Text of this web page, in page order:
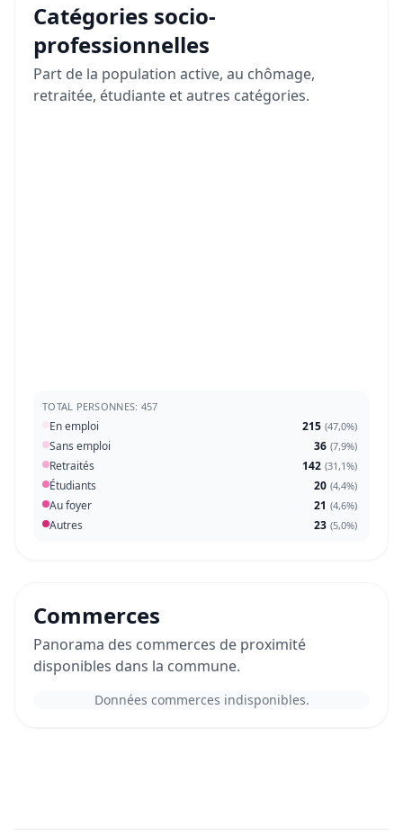
Catégories socio-
professionnelles
Part de la population active, au chômage,
retraitée, étudiante et autres catégories.
TOTAL PERSONNES: 457
En emploi 215 (47,0%)
Sans emploi 36 (7,9%)
Retraités 142 (31,1%)
Étudiants 20 (4,4%)
Au foyer 21 (4,6%)
Autres 23 (5,0%)
Commerces
Panorama des commerces de proximité
disponibles dans la commune.
Données commerces indisponibles.